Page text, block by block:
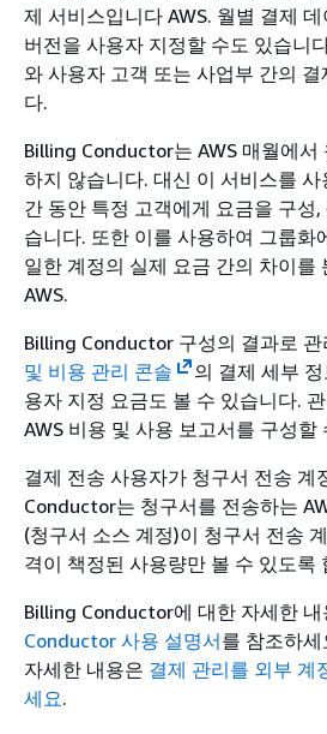
제 서비스입니다 AWS. 월별 결제
버전을 사용자 지정할 수도 있습니
와 사용자 고객 또는 사업부 간의
다.
Billing Conductor는 AWS 매월에서
하지 않습니다. 대신 이 서비스를
간 동안 특정 고객에게 요금을 구성
습니다. 또한 이를 사용하여 그룹화
일한 계정의 실제 요금 간의 차이를
AWS.
Billing Conductor 구성의 결과로 관
및 비용 관리 콘솔
의 결제 세부
용자 지정 요금도 볼 수 있습니다.
AWS 비용 및 사용 보고서를 구성할
결제 전송 사용자가 청구서 전송 계
Conductor는 청구서를 전송하는
(청구서 소스 계정)이 청구서 전송
격이 책정된 사용량만 볼 수 있도록
Billing Conductor에 대한 자세한 내
Conductor 사용 설명서를 참조하
자세한 내용은 결제 관리를 외부 계
세요.